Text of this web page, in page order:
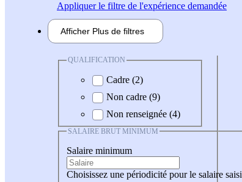
Appliquerle filtre de l'expérience demandée
Afficher Plus de filtres
QUALIFICATION
Cadre (2)
Non cadre (9)
Non renseignée (4)
SALAIRE BRUT MINIMUM
Salaire minimum
Choisissez une périodicité pour le salaire saisi